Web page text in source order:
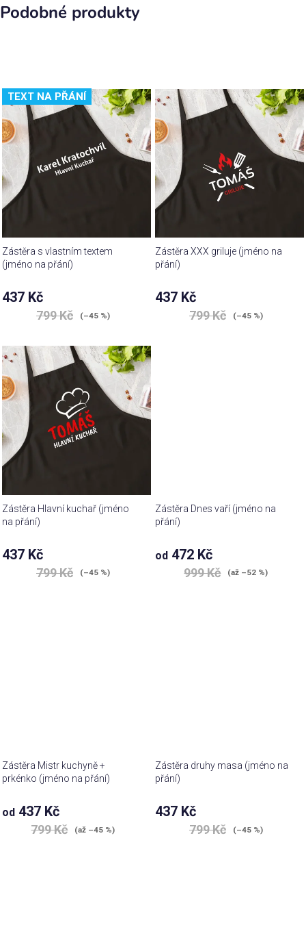
Podobné produkty
TEXT NA PŘÁNÍ
Zástěra s vlastním textem
(jméno na přání)
437 Kč
799 Kč (–45 %)
Zástěra XXX griluje (jméno na
přání)
437 Kč
799 Kč (–45 %)
Zástěra Hlavní kuchař (jméno
na přání)
437 Kč
799 Kč (–45 %)
Zástěra Dnes vaří (jméno na
přání)
od 472 Kč
999 Kč (až –52 %)
Zástěra Mistr kuchyně +
prkénko (jméno na přání)
od 437 Kč
799 Kč (až –45 %)
Zástěra druhy masa (jméno na
přání)
437 Kč
799 Kč (–45 %)